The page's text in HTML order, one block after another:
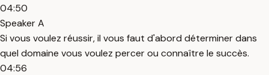
04:50
Speaker A
Si vous voulez réussir, il vous faut d'abord déterminer dans
quel domaine vous voulez percer ou connaître le succès.
04:56